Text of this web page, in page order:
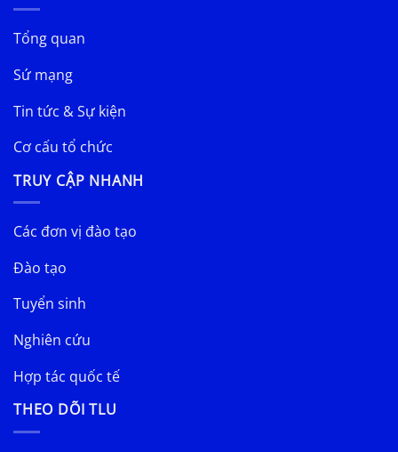
Tổng quan
Sứ mạng
Tin tức & Sự kiện
Cơ cấu tổ chức
TRUY CẬP NHANH
Các đơn vị đào tạo
Đào tạo
Tuyển sinh
Nghiên cứu
Hợp tác quốc tế
THEO DÕI TLU